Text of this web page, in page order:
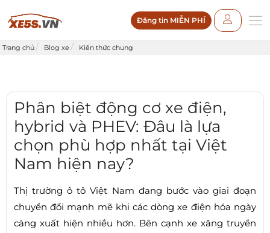
Đăng tin MIỄN PHÍ
Trang chủ Blog xe Kiến thức chung
Phân biệt động cơ xe điện,
hybrid và PHEV: Đâu là lựa
chọn phù hợp nhất tại Việt
Nam hiện nay?
Thị trường ô tô Việt Nam đang bước vào giai đoạn
chuyển đổi mạnh mẽ khi các dòng xe điện hóa ngày
càng xuất hiện nhiều hơn. Bên cạnh xe xăng truyền